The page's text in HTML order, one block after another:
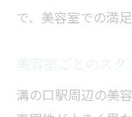
で、美容室での満
美容室ごとのス
溝の口駅周辺の美